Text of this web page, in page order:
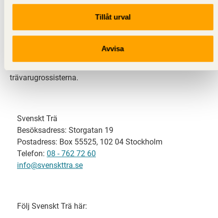
Tillåt urval
Avvisa
Svenskt Trä representerar svensk sågverksindustri
och är en del av branschorganisationen
svensk limträ-, KL-trä- och förpackningsindustri samt
trävarugrossisterna.
Svenskt Trä
Besöksadress: Storgatan 19
Postadress: Box 55525, 102 04 Stockholm
Telefon: 08 - 762 72 60
info@svenskttra.se
Följ Svenskt Trä här: